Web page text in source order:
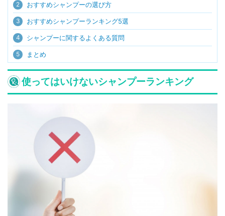
2 おすすめシャンプーの選び方
3 おすすめシャンプーランキング5選
4 シャンプーに関するよくある質問
5 まとめ
使ってはいけないシャンプーランキング